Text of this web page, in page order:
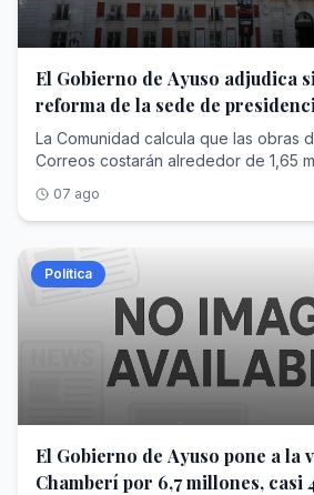
El Gobierno de Ayuso adjudica
reforma de la sede de
La Comunidad calcula que las obras
Correos costarán alrededor de 1,65
trabajos, sino el diseño del proyecto
euros
07 ago
Política
El Gobierno de Ayuso pone a la
Chamberí por 6,7 millones, casi